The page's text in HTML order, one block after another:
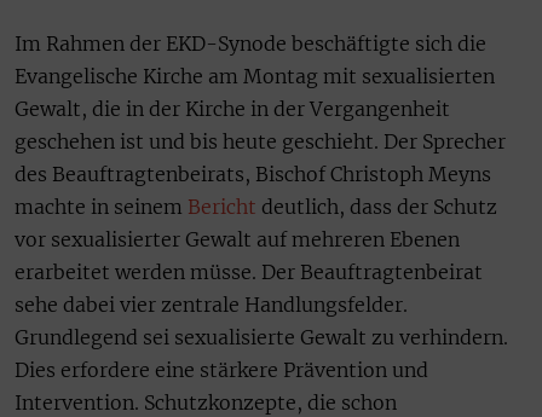
Im Rahmen der EKD-Synode beschäftigte sich die
Evangelische Kirche am Montag mit sexualisierten
Gewalt, die in der Kirche in der Vergangenheit
geschehen ist und bis heute geschieht. Der Sprecher
des Beauftragtenbeirats, Bischof Christoph Meyns
machte in seinem Bericht deutlich, dass der Schutz
vor sexualisierter Gewalt auf mehreren Ebenen
erarbeitet werden müsse. Der Beauftragtenbeirat
sehe dabei vier zentrale Handlungsfelder.
Grundlegend sei sexualisierte Gewalt zu verhindern.
Dies erfordere eine stärkere Prävention und
Intervention. Schutzkonzepte, die schon